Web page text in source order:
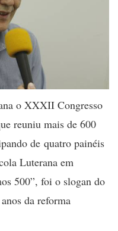
o XXXII Congresso
reuniu mais de 600
de quatro painéis
Luterana em
500”, foi o slogan do
da reforma